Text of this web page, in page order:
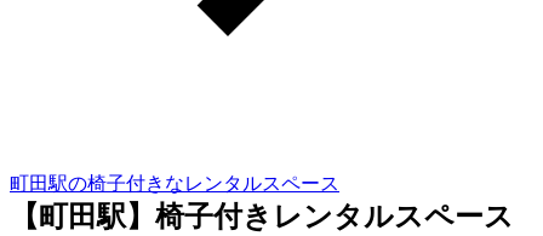
町田駅の椅子付きなレンタルスペース
【町田駅】椅子付きレンタルスペース